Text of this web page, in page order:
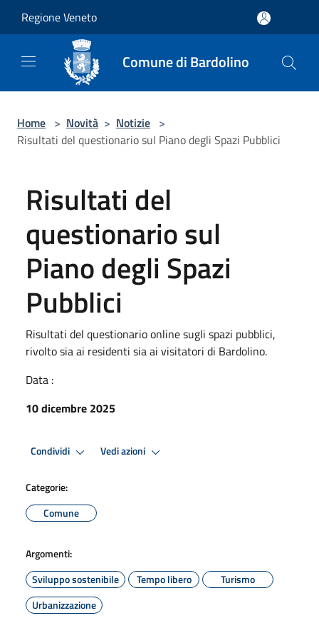
Regione Veneto
Comune di Bardolino
Home > Novità > Notizie >
Risultati del questionario sul Piano degli Spazi Pubblici
Risultati del
questionario sul
Piano degli Spazi
Pubblici
Risultati del questionario online sugli spazi pubblici,
rivolto sia ai residenti sia ai visitatori di Bardolino.
Data :
10 dicembre 2025
Condividi Vedi azioni
Categorie:
Comune
Argomenti:
Sviluppo sostenibile
Tempo libero
Turismo
Urbanizzazione